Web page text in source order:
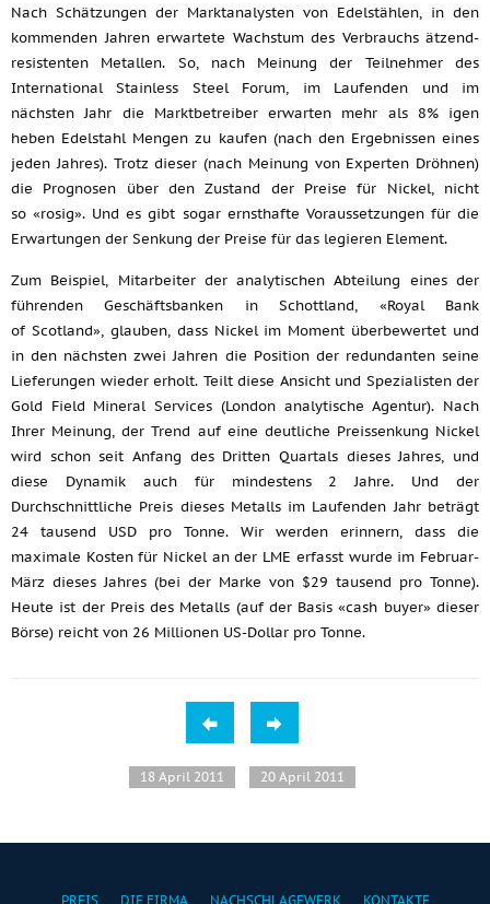
Nach Schätzungen der Marktanalysten von Edelstählen, in den
kommenden Jahren erwartete Wachstum des Verbrauchs ätzend-
resistenten Metallen. So, nach Meinung der Teilnehmer des
International Stainless Steel Forum, im Laufenden und im
nächsten Jahr die Marktbetreiber erwarten mehr als 8% igen
heben Edelstahl Mengen zu kaufen (nach den Ergebnissen eines
jeden Jahres). Trotz dieser (nach Meinung von Experten Dröhnen)
die Prognosen über den Zustand der Preise für Nickel, nicht
so «rosig». Und es gibt sogar ernsthafte Voraussetzungen für die
Erwartungen der Senkung der Preise für das legieren Element.
Zum Beispiel, Mitarbeiter der analytischen Abteilung eines der
führenden Geschäftsbanken in Schottland, «Royal Bank
of Scotland», glauben, dass Nickel im Moment überbewertet und
in den nächsten zwei Jahren die Position der redundanten seine
Lieferungen wieder erholt. Teilt diese Ansicht und Spezialisten der
Gold Field Mineral Services (London analytische Agentur). Nach
Ihrer Meinung, der Trend auf eine deutliche Preissenkung Nickel
wird schon seit Anfang des Dritten Quartals dieses Jahres, und
diese Dynamik auch für mindestens 2 Jahre. Und der
Durchschnittliche Preis dieses Metalls im Laufenden Jahr beträgt
24 tausend USD pro Tonne. Wir werden erinnern, dass die
maximale Kosten für Nickel an der LME erfasst wurde im Februar-
März dieses Jahres (bei der Marke von $29 tausend pro Tonne).
Heute ist der Preis des Metalls (auf der Basis «cash buyer» dieser
Börse) reicht von 26 Millionen US-Dollar pro Tonne.
18 April 2011 20 April 2011
PREIS DIE FIRMA NACHSCHLAGEWERK KONTAKTE